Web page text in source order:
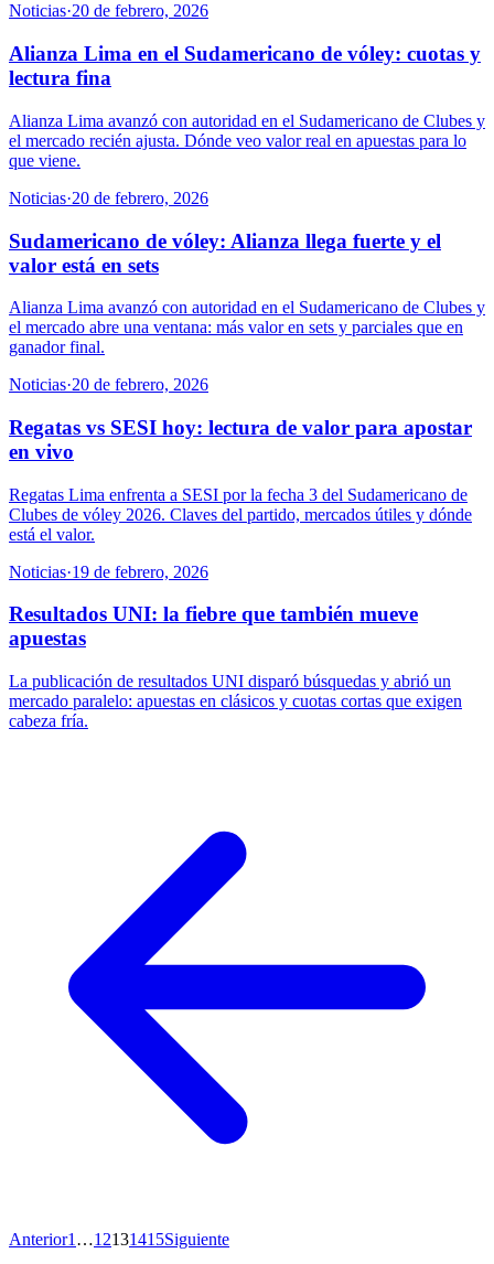
Noticias·20 de febrero, 2026
Alianza Lima en el Sudamericano de vóley: cuotas y
lectura fina
Alianza Lima avanzó con autoridad en el Sudamericano de Clubes y
el mercado recién ajusta. Dónde veo valor real en apuestas para lo
que viene.
Noticias·20 de febrero, 2026
Sudamericano de vóley: Alianza llega fuerte y el
valor está en sets
Alianza Lima avanzó con autoridad en el Sudamericano de Clubes y
el mercado abre una ventana: más valor en sets y parciales que en
ganador final.
Noticias·20 de febrero, 2026
Regatas vs SESI hoy: lectura de valor para apostar
en vivo
Regatas Lima enfrenta a SESI por la fecha 3 del Sudamericano de
Clubes de vóley 2026. Claves del partido, mercados útiles y dónde
está el valor.
Noticias·19 de febrero, 2026
Resultados UNI: la fiebre que también mueve
apuestas
La publicación de resultados UNI disparó búsquedas y abrió un
mercado paralelo: apuestas en clásicos y cuotas cortas que exigen
cabeza fría.
Anterior1 …12131415Siguiente